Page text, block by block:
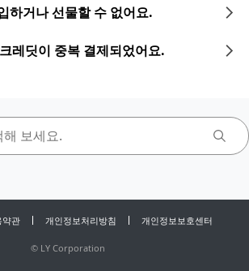
하거나 선물할 수 없어요.
레딧이 중복 결제되었어요.
약관 개인정보처리방침 개인정보보호센터
© LY Corporation